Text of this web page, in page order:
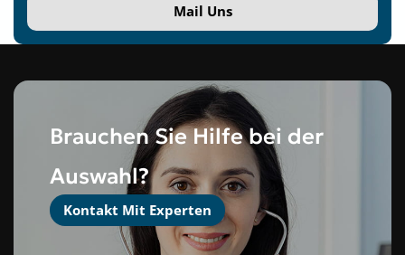
Mail Uns
Brauchen Sie Hilfe bei der
Auswahl?
Kontakt Mit Experten